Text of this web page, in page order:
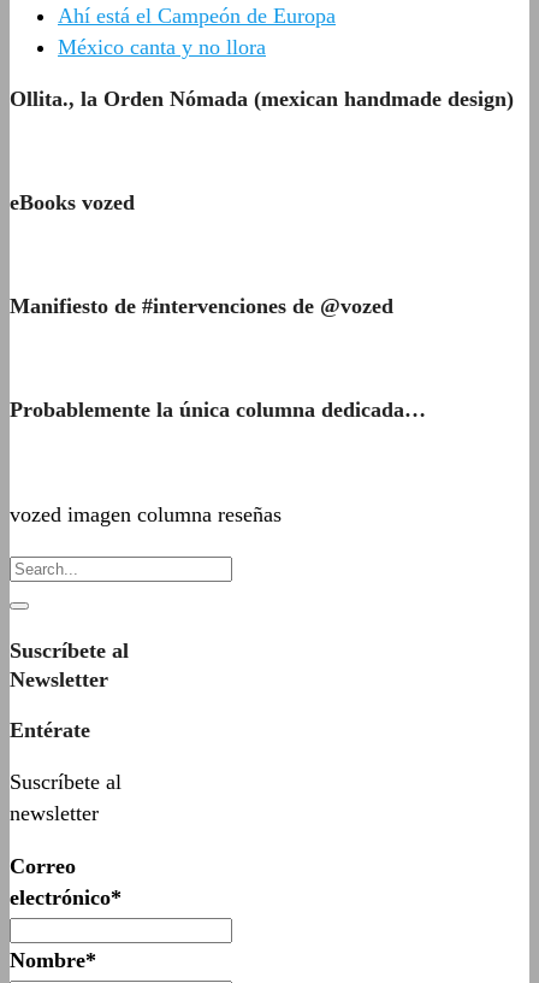
Ahí está el Campeón de Europa
México canta y no llora
Ollita., la Orden Nómada (mexican handmade design)
eBooks vozed
Manifiesto de #intervenciones de @vozed
Probablemente la única columna dedicada…
vozed imagen columna reseñas
Suscríbete al
Newsletter
Entérate
Suscríbete al
newsletter
Correo
electrónico*
Nombre*